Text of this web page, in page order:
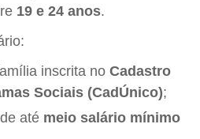
19 e 24 anos.
inscrita no Cadastro
Sociais (CadÚnico);
até meio salário mínimo